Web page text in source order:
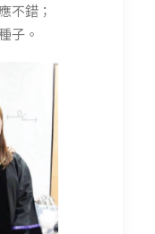
不錯；
子。